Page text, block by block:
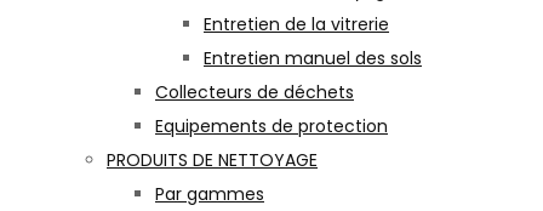
Entretien de la vitrerie
Entretien manuel des sols
Collecteurs de déchets
Equipements de protection
PRODUITS DE NETTOYAGE
Par gammes